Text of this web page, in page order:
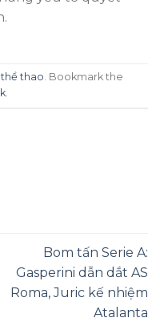
thao. Bookmark the
.
Bom tấn Serie A:
Gasperini dẫn dắt AS
Roma, Juric kế nhiệm
Atalanta